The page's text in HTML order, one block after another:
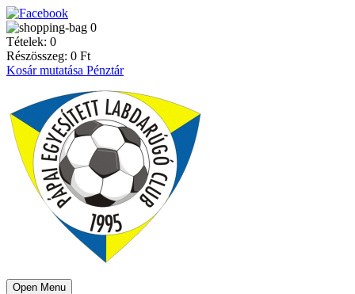
0
Tételek: 0
Részösszeg: 0 Ft
Kosár mutatása Pénztár
Open Menu